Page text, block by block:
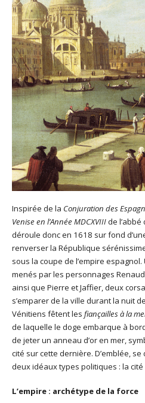
Inspirée de la Conjuration des
Venise en l’Année MDCXVIIIde l’abbé
déroule donc en 1618 sur fond
renverser la République
sous la coupe de l’empire
menés par les personnages
ainsi que Pierre et Jaffier, deux
s’emparer de la ville durant la nuit
Vénitiens fêtent les fiançailles à la
de laquelle le doge embarque à
de jeter un anneau d’or en mer,
cité sur cette dernière. D’emblée,
deux idéaux types politiques : la cité
L’empire : archétype de la force